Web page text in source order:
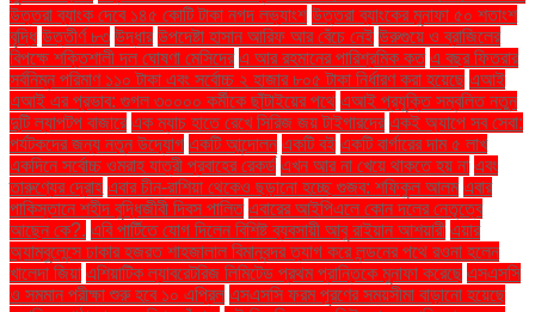
উত্তরা ব্যাংক দেবে ১৪৫ কোটি টাকা নগদ লভ্যাংশ উত্তরা ব্যাংকের মুনাফা ৫০ শতাংশ
বৃদ্ধি উত্তীর্ণ ৮৩ উদ্ধার উপদেষ্টা হাসান আরিফ আর বেঁচে নেই উরুগুয়ে ও ব্রাজিলের
বিপক্ষে শক্তিশালী দল ঘোষণা মেসিদের এ আর রহমানের পারিশ্রমিক কত এ বছর ফিতরার
সর্বনিম্ন পরিমাণ ১১০ টাকা এবং সর্বোচ্চ ২ হাজার ৮০৫ টাকা নির্ধারণ করা হয়েছে এআই
এআই এর প্রভাব: গুগল ৩০০০০ কর্মীকে ছাঁটাইয়ের পথে এআই প্রযুক্তি সম্বলিত নতুন
দুটি ল্যাপটপ বাজারে এক ম্যাচ হাতে রেখে সিরিজ জয় টাইগারদের একই অ্যাপে সব সেবা:
পর্যটকদের জন্য নতুন উদ্যোগ একটি আন্দোলন একটি বই একটি বার্গারের দাম ৫ লাখ
একদিনে সর্বোচ্চ ওমরাহ যাত্রী প্রবাহের রেকর্ড এখন আর না খেয়ে থাকতে হয় না এবং
তারুণ্যের দ্রোহ এবার চীন-রাশিয়া থেকেও ছড়ানো হচ্ছে গুজব: শফিকুল আলম এবার
পাকিস্তানে শহীদ বুদ্ধিজীবী দিবস পালিত এবারের আইপিএলে কোন দলের নেতৃত্বে
আছেন কে?. এবি পার্টিতে যোগ দিলেন বিশিষ্ট ব্যবসায়ী আবু রাইয়ান আশয়ারী এয়ার
অ্যাম্বুলেন্সে ঢাকার হজরত শাহজালাল বিমানবন্দর ত্যাগ করে লন্ডনের পথে রওনা হলেন
খালেদা জিয়া এশিয়াটিক ল্যাবরেটরিজ লিমিটেড প্রথম প্রান্তিকে মুনাফা করেছে এসএসসি
ও সমমান পরীক্ষা শুরু হবে ১০ এপ্রিল এসএসসি ফরম পূরণের সময়সীমা বাড়ানো হয়েছে